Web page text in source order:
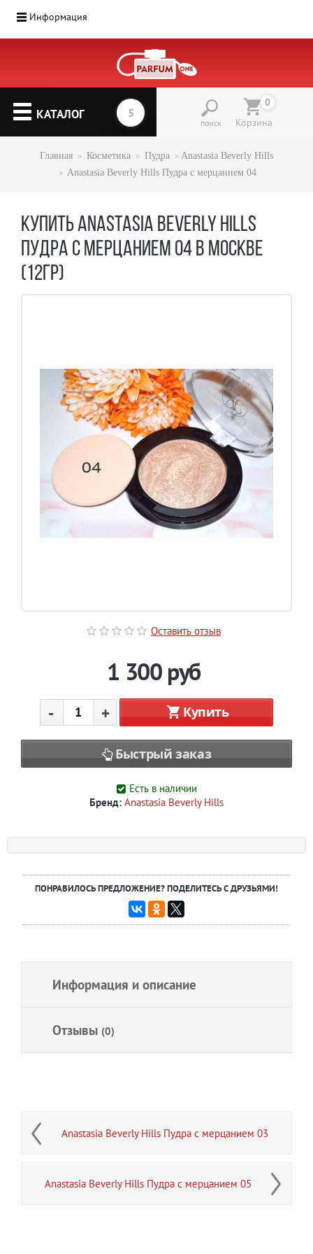
Информация
КАТАЛОГ
поиск
0
Корзина
Главная Косметика Пудра
Anastasia Beverly Hills
Anastasia Beverly Hills Пудра с мерцанием 04
КУПИТЬ ANASTASIA BEVERLY HILLS
ПУДРА С МЕРЦАНИЕМ 04 В МОСКВЕ
(12ГР)
Оставить отзыв
1 300 руб
- + Купить
Быстрый заказ
Есть в наличии
Бренд: Anastasia Beverly Hills
ПОНРАВИЛОСЬ ПРЕДЛОЖЕНИЕ? ПОДЕЛИТЕСЬ С ДРУЗЬЯМИ!
Информация и описание
Отзывы (0)
Anastasia Beverly Hills Пудра с мерцанием 03
Anastasia Beverly Hills Пудра с мерцанием 05